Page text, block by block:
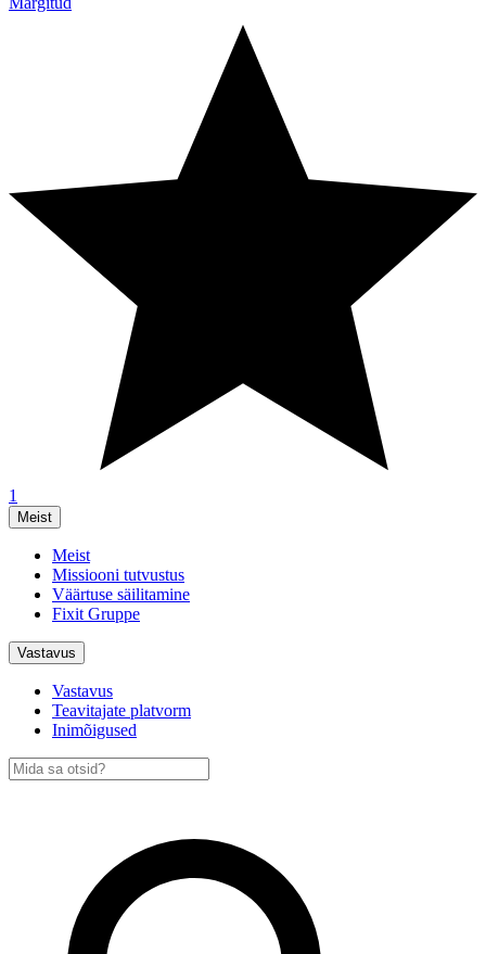
1
Meist
Meist
Missiooni tutvustus
Väärtuse säilitamine
Fixit Gruppe
Vastavus
Vastavus
Teavitajate platvorm
Inimõigused